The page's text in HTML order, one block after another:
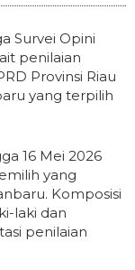
Survei Opini
penilaian
Provinsi Riau
yang terpilih
16 Mei 2026
yang
Komposisi
laki dan
penilaian